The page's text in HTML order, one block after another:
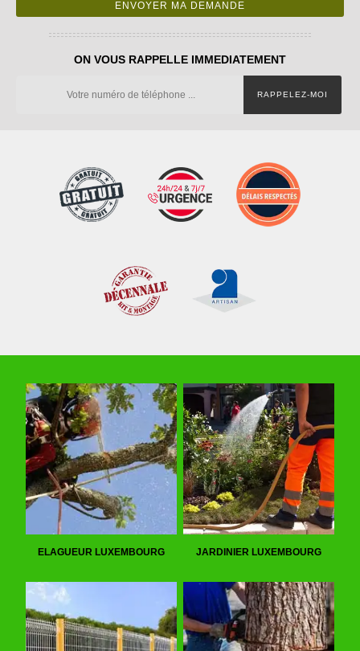
ON VOUS RAPPELLE IMMEDIATEMENT
ELAGUEUR LUXEMBOURG JARDINIER LUXEMBOURG